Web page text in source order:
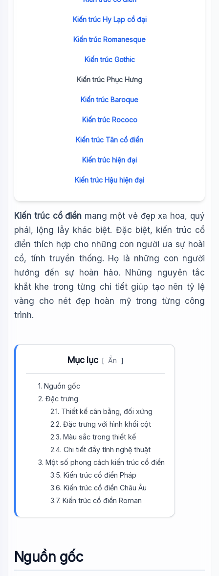
Kiến trúc Hy Lạp cổ đại
Kiến trúc Romanesque
Kiến trúc Gothic
Kiến trúc Phục Hưng
Kiến trúc Baroque
Kiến trúc Rococo
Kiến trúc Tân cổ điển
Kiến trúc hiện đại
Kiến trúc Hậu hiện đại
Kiến trúc cổ điển mang một vẻ đẹp xa hoa, quý
phái, lộng lẫy khác biệt. Đặc biệt, kiến trúc cổ
điển thích hợp cho những con người ưa sự hoài
cổ, tính truyền thống. Họ là những con người
hướng đến sự hoàn hảo. Những nguyên tắc
khắt khe trong từng chi tiết giúp tạo nên tỷ lệ
vàng cho nét đẹp hoàn mỹ trong từng công
trình.
Mục lục [ Ẩn ]
1. Nguồn gốc
2. Đặc trưng
2.1. Thiết kế cân bằng, đối xứng
2.2. Đặc trưng với hình khối cột
2.3. Màu sắc trong thiết kế
2.4. Chi tiết đầy tính nghệ thuật
3. Một số phong cách kiến trúc cổ điển
3.5. Kiến trúc cổ điển Pháp
3.6. Kiến trúc cổ điển Châu Âu
3.7. Kiến trúc cổ điển Roman
Nguồn gốc